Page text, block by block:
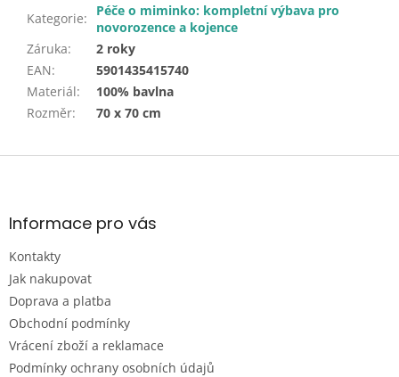
Kategorie:
Péče o miminko: kompletní výbava pro
novorozence a kojence
Záruka:
2 roky
EAN:
5901435415740
Materiál:
100% bavlna
Rozměr: 70 x 70 cm
Z
aInformace pro vás
Kontakty
Jak nakupovat
Doprava a platba
Obchodní podmínky
Vrácení zboží a reklamace
Podmínky ochrany osobních údajů